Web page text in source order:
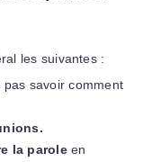
les suivantes :
pas savoir comment
la paroleen